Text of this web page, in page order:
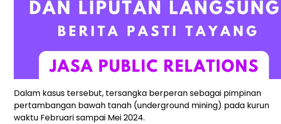
Dalam kasus tersebut, tersangka berperan sebagai pimpinan
pertambangan bawah tanah (underground mining) pada kurun
waktu Februari sampai Mei 2024.